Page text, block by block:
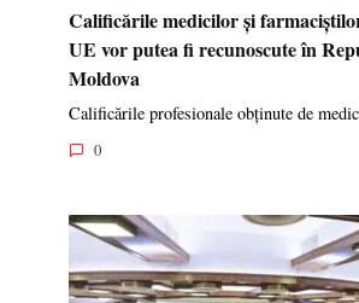
Calificările medicilor și
UE vor putea fi recunoscute în
Moldova
Calificările profesionale obținute de
0